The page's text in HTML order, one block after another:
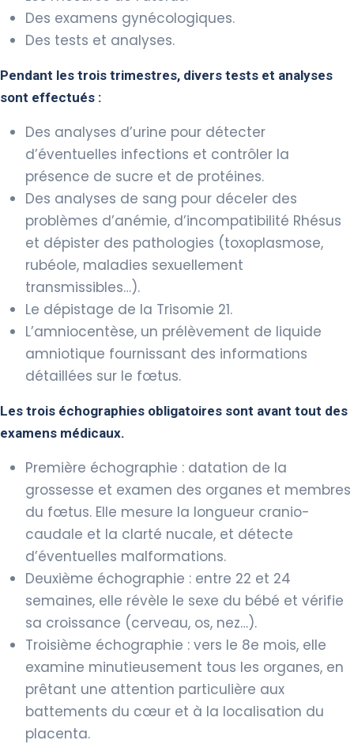
Des examens gynécologiques.
Des tests et analyses.
Pendant les trois trimestres, divers tests et analyses
sont effectués :
Des analyses d’urine pour détecter
d’éventuelles infections et contrôler la
présence de sucre et de protéines.
Des analyses de sang pour déceler des
problèmes d’anémie, d’incompatibilité Rhésus
et dépister des pathologies (toxoplasmose,
rubéole, maladies sexuellement
transmissibles…).
Le dépistage de la Trisomie 21.
L’amniocentèse, un prélèvement de liquide
amniotique fournissant des informations
détaillées sur le fœtus.
Les trois échographies obligatoires sont avant tout des
examens médicaux.
Première échographie : datation de la
grossesse et examen des organes et membres
du fœtus. Elle mesure la longueur cranio-
caudale et la clarté nucale, et détecte
d’éventuelles malformations.
Deuxième échographie : entre 22 et 24
semaines, elle révèle le sexe du bébé et vérifie
sa croissance (cerveau, os, nez…).
Troisième échographie : vers le 8e mois, elle
examine minutieusement tous les organes, en
prêtant une attention particulière aux
battements du cœur et à la localisation du
placenta.